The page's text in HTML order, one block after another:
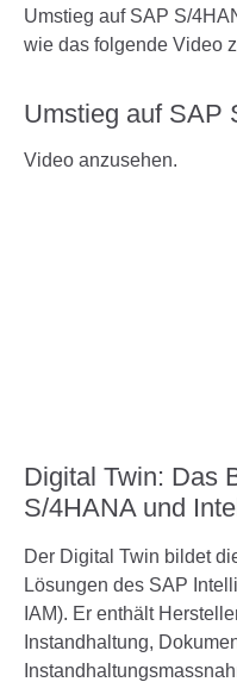
Umstieg auf SAP S/
wie das folgende Video
Umstieg auf SAP
Video anzusehen.
Digital Twin: Das
S/4HANA und
Der Digital Twin bildet
Lösungen des SAP
IAM). Er enthält
Instandhaltung,